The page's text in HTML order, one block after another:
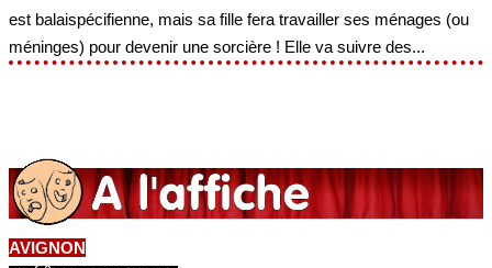
est balaispécifienne, mais sa fille fera travailler ses ménages (ou
méninges) pour devenir une sorcière ! Elle va suivre des...
AVIGNON